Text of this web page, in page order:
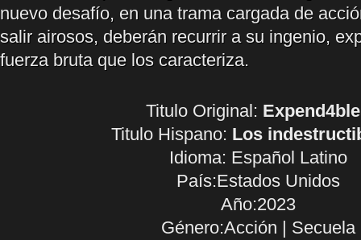
nuevo desafío, en una trama cargada de
salir airosos, deberán recurrir a su ingenio,
fuerza bruta que los caracteriza.
Titulo Original:
Titulo Hispano: Los
Idioma: Español Latino
País:Estados Unidos
Año:2023
Género:Acción | Secuela